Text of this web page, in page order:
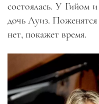
состоялась. У Гийом
дочь Луиз.
нет, покажет время.